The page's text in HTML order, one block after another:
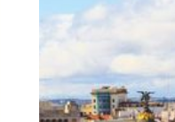
The
Spanish
Úbeda, Spain
Distance